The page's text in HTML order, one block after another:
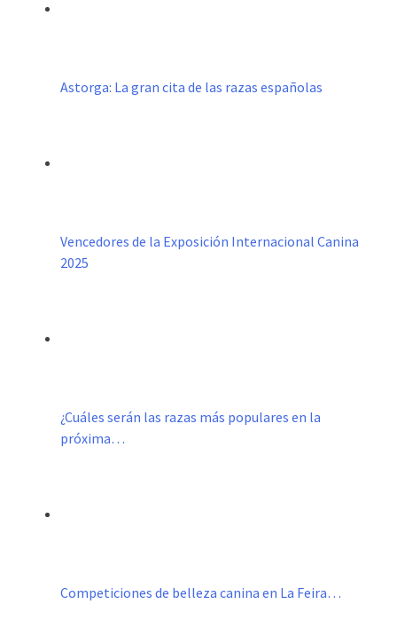
Astorga: La gran cita de las razas españolas
Vencedores de la Exposición Internacional Canina
2025
¿Cuáles serán las razas más populares en la
próxima…
Competiciones de belleza canina en La Feira…